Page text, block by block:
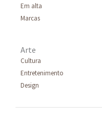
Em alta
Marcas
Arte
Cultura
Entretenimento
Design